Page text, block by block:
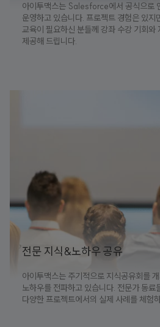
아이투맥스는 Salesforce에서 공식으로
운영하고 있습니다. 프로젝트 경험은 있
교육이 필요하신 분들께 강좌 수강 기회와
제공해 드립니다.
전문 지식&노하우 공유
아이투맥스는 주기적으로 지식공유회를
노하우를 전파하고 있습니다. 전문가 동료
다양한 프로젝트에서의 실제 사례를 체험